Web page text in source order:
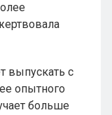
выпускать с
опытного
больше